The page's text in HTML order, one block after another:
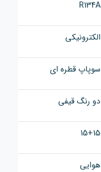
R134A
الکترونیکی
سوپاپ قطره ای
دو رنگ قیفی
15+15
هوایی